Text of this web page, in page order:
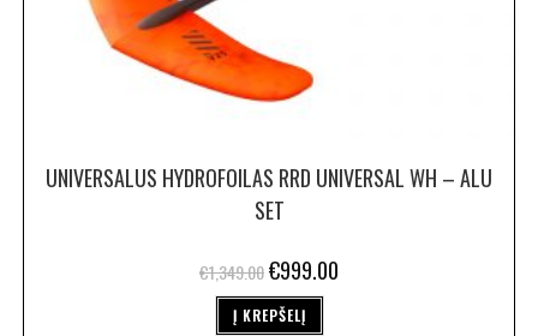
UNIVERSALUS HYDROFOILAS RRD UNIVERSAL WH – ALU
SET
€1,349.00€999.00
Į KREPŠELĮ